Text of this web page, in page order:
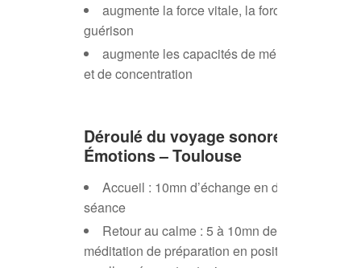
augmente la force vitale, la force d’auto-
guérison
augmente les capacités de mémorisation
et de concentration
Déroulé du voyage sonore
Émotions – Toulouse
Accueil : 10mn d’échange en début de
séance
Retour au calme : 5 à 10mn de
méditation de préparation en position assise